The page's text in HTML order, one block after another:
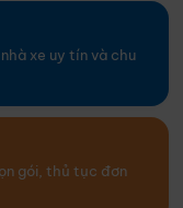
xe uy tín và chu
gói, thủ tục đơn